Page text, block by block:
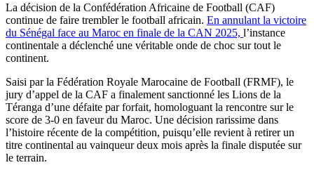
La décision de la Confédération Africaine de Football (CAF)
continue de faire trembler le football africain. En annulant la victoire
du Sénégal face au Maroc en finale de la CAN 2025, l’instance
continentale a déclenché une véritable onde de choc sur tout le
continent.
Saisi par la Fédération Royale Marocaine de Football (FRMF), le
jury d’appel de la CAF a finalement sanctionné les Lions de la
Téranga d’une défaite par forfait, homologuant la rencontre sur le
score de 3-0 en faveur du Maroc. Une décision rarissime dans
l’histoire récente de la compétition, puisqu’elle revient à retirer un
titre continental au vainqueur deux mois après la finale disputée sur
le terrain.